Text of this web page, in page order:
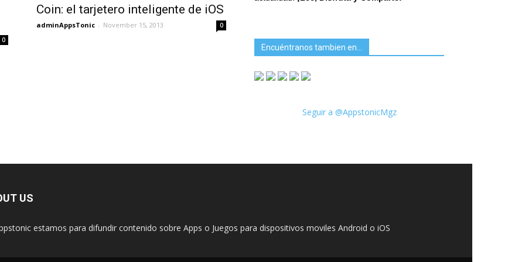
0
Coin: el tarjetero inteligente de iOS
adminAppsTonic - November 15, 2013 0
Encuéntranos tambien en…
Seguir a @AppstonicMgz
US
estamos para difundir contenido sobre Apps o Juegos para dispositivos moviles Android o iOS